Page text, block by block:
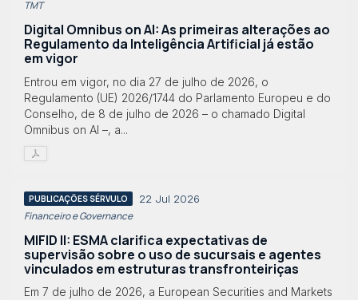
TMT
Digital Omnibus on AI: As primeiras alterações ao
Regulamento da Inteligência Artificial já estão
em vigor
Entrou em vigor, no dia 27 de julho de 2026, o
Regulamento (UE) 2026/1744 do Parlamento Europeu e do
Conselho, de 8 de julho de 2026 – o chamado Digital
Omnibus on AI –, a...
PUBLICAÇÕES SÉRVULO 22 Jul 2026
Financeiro e Governance
MIFID II: ESMA clarifica expectativas de
supervisão sobre o uso de sucursais e agentes
vinculados em estruturas transfronteiriças
Em 7 de julho de 2026, a European Securities and Markets